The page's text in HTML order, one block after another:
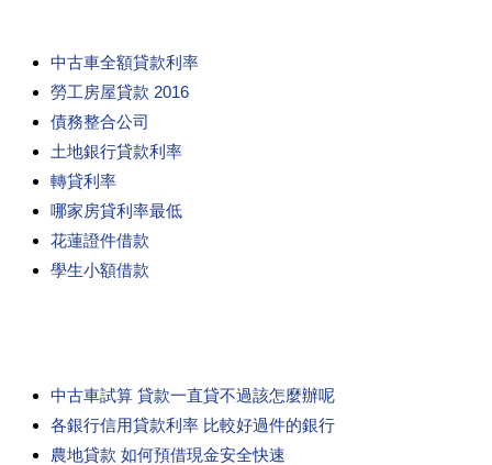
中古車全額貸款利率
勞工房屋貸款 2016
債務整合公司
土地銀行貸款利率
轉貸利率
哪家房貸利率最低
花蓮證件借款
學生小額借款
中古車試算 貸款一直貸不過該怎麼辦呢
各銀行信用貸款利率 比較好過件的銀行
農地貸款 如何預借現金安全快速